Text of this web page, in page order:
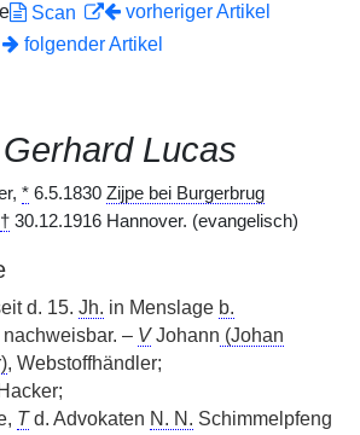
Scan
vorheriger Artikel
folgender Artikel
Gerhard Lucas
* 6.5.1830 Zijpe bei Burgerbrug
† 30.12.1916 Hannover. (evangelisch)
d. 15. Jh. in Menslage b.
– VJohann (Johan
, Webstoffhändler;
Td. Advokaten N. N. Schimmelpfeng